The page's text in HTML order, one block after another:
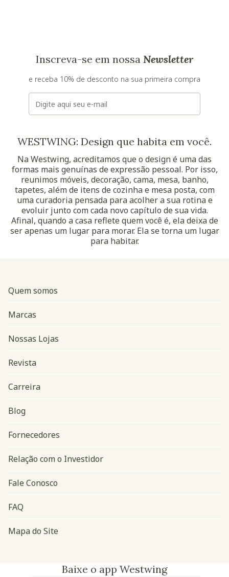
Inscreva-se em nossa Newsletter
e receba 10% de desconto na sua primeira compra
E-mail
WESTWING: Design que habita em você.
Na Westwing, acreditamos que o design é uma das
formas mais genuínas de expressão pessoal. Por isso,
reunimos móveis, decoração, cama, mesa, banho,
tapetes, além de itens de cozinha e mesa posta, com
uma curadoria pensada para acolher a sua rotina e
evoluir junto com cada novo capítulo de sua vida.
Afinal, quando a casa reflete quem você é, ela deixa de
ser apenas um lugar para morar. Ela se torna um lugar
para habitar.
Navegação do rodapé
Quem somos
Marcas
Nossas Lojas
Revista
Carreira
Blog
Fornecedores
Relação com o Investidor
Fale Conosco
FAQ
Mapa do Site
Baixe o app Westwing